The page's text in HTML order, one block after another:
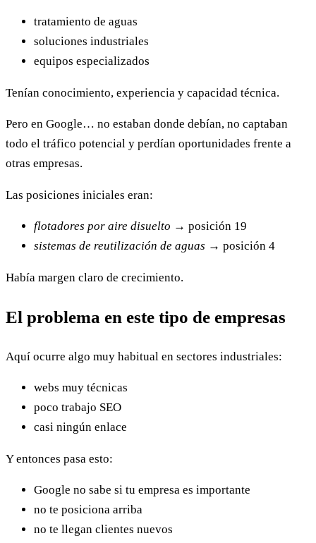
tratamiento de aguas
soluciones industriales
equipos especializados
Tenían conocimiento, experiencia y capacidad técnica.
Pero en Google… no estaban donde debían, no captaban
todo el tráfico potencial y perdían oportunidades frente a
otras empresas.
Las posiciones iniciales eran:
flotadores por aire disuelto → posición 19
sistemas de reutilización de aguas → posición 4
Había margen claro de crecimiento.
El problema en este tipo de empresas
Aquí ocurre algo muy habitual en sectores industriales:
webs muy técnicas
poco trabajo SEO
casi ningún enlace
Y entonces pasa esto:
Google no sabe si tu empresa es importante
no te posiciona arriba
no te llegan clientes nuevos